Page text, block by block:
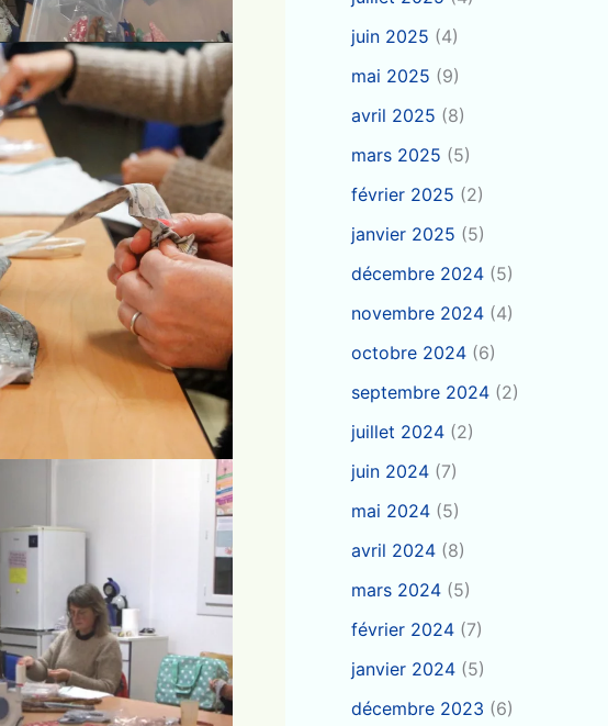
juin 2025 (4)
mai 2025 (9)
avril 2025 (8)
mars 2025 (5)
février 2025 (2)
janvier 2025 (5)
décembre 2024 (5)
novembre 2024 (4)
octobre 2024 (6)
septembre 2024 (2)
juillet 2024 (2)
juin 2024 (7)
mai 2024 (5)
avril 2024 (8)
mars 2024 (5)
février 2024 (7)
janvier 2024 (5)
décembre 2023 (6)